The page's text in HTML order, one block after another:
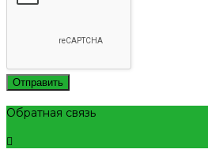
Отправить
Обратная связь